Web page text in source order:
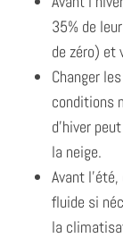
35% de
de zéro) et
Changer
conditions
d’hiver
la neige.
Avant
fluide si
la